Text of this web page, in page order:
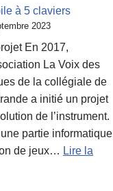
à 5 claviers
2023
En 2017,
La Voix des
de la collégiale de
a initié un projet
de l’instrument.
partie informatique
de jeux… Lire la